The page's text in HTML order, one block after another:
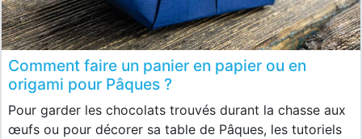
Comment faire un panier en papier ou en
origami pour Pâques ?
Pour garder les chocolats trouvés durant la chasse aux
œufs ou pour décorer sa table de Pâques, les tutoriels